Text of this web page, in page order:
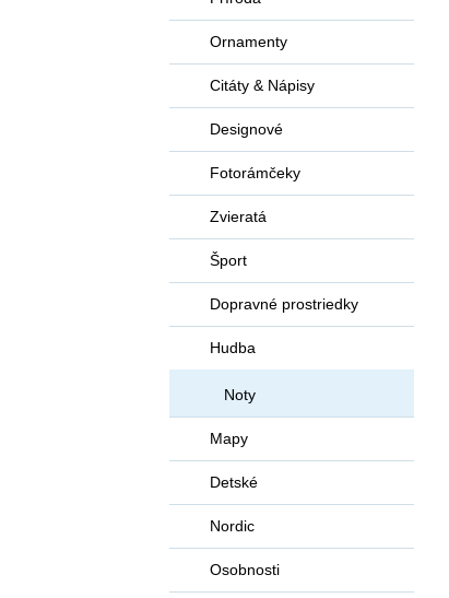
Ornamenty
Citáty & Nápisy
Designové
Fotorámčeky
Zvieratá
Šport
Dopravné prostriedky
Hudba
Noty
Mapy
Detské
Nordic
Osobnosti